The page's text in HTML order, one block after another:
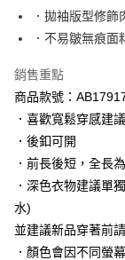
每筆NT$60，滿
7-11取貨付款
每筆NT$60，滿
付款後7-11取貨
每筆NT$60，滿
宅配
每筆NT$120，滿
付款後門市自取
每筆NT$60，滿
．拋袖版型修飾
．不易皺無痕面
銷售重點
商品款號：
．喜歡寬鬆穿感建
．後釦可開
．前長後短，全長
．深色衣物建議單
水)
並建議新品穿著前
．顏色會因不同螢